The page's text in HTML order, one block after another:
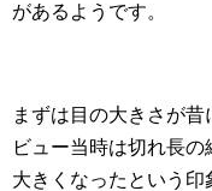
があるようです。
まずは目の大きさが
ビュー当時は切れ長
大きくなったという印